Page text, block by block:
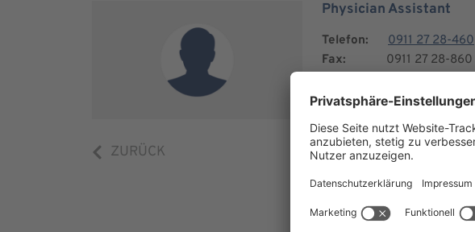
Physician Assistant
Telefon:
0911 27 28-460
Fax:
0911 27 28-860
ZURÜCK